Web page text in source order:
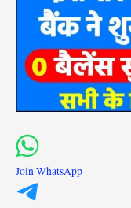
Join WhatsApp